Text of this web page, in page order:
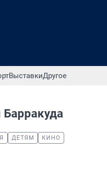
ВыставкиДругое
ДЕТЯМ
КИНО